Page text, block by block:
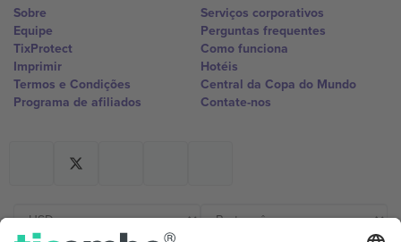
Sobre
Equipe
TixProtect
Imprimir
Termos e Condições
Programa de afiliados
Serviços corporativos
Perguntas frequentes
Como funciona
Hotéis
Central da Copa do Mundo
Contate-nos